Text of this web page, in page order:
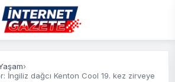
›
İngiliz dağcı Kenton Cool 19. kez zirveye